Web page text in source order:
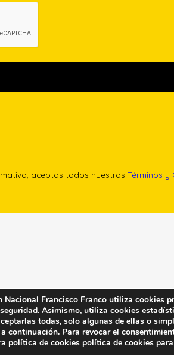
aceptas todos nuestros Términos y
Nacional Francisco Franco utiliza cookies
Asimismo, utiliza cookies
todas, solo algunas de ellas o
continuación. Para revocar el
política de cookies política de cookies